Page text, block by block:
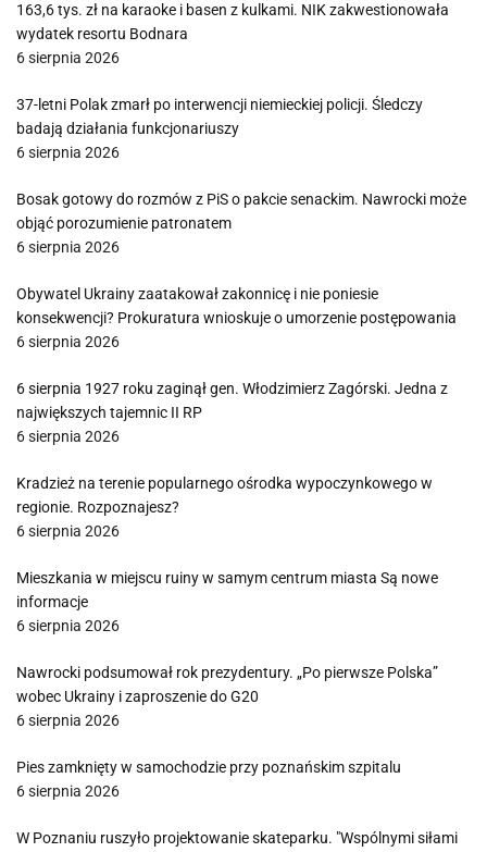
163,6 tys. zł na karaoke i basen z kulkami. NIK zakwestionowała
wydatek resortu Bodnara
6 sierpnia 2026
37-letni Polak zmarł po interwencji niemieckiej policji. Śledczy
badają działania funkcjonariuszy
6 sierpnia 2026
Bosak gotowy do rozmów z PiS o pakcie senackim. Nawrocki może
objąć porozumienie patronatem
6 sierpnia 2026
Obywatel Ukrainy zaatakował zakonnicę i nie poniesie
konsekwencji? Prokuratura wnioskuje o umorzenie postępowania
6 sierpnia 2026
6 sierpnia 1927 roku zaginął gen. Włodzimierz Zagórski. Jedna z
największych tajemnic II RP
6 sierpnia 2026
Kradzież na terenie popularnego ośrodka wypoczynkowego w
regionie. Rozpoznajesz?
6 sierpnia 2026
Mieszkania w miejscu ruiny w samym centrum miasta Są nowe
informacje
6 sierpnia 2026
Nawrocki podsumował rok prezydentury. „Po pierwsze Polska”
wobec Ukrainy i zaproszenie do G20
6 sierpnia 2026
Pies zamknięty w samochodzie przy poznańskim szpitalu
6 sierpnia 2026
W Poznaniu ruszyło projektowanie skateparku. "Wspólnymi siłami